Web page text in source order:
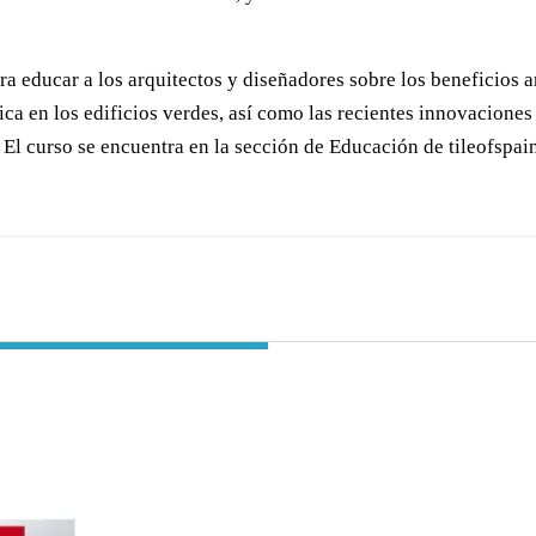
educar a los arquitectos y diseñadores sobre los beneficios
en los edificios verdes, así como las recientes
curso se encuentra en la sección de Educación de